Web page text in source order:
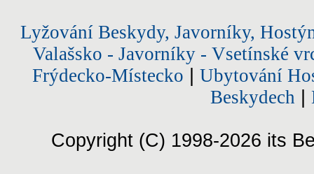
Lyžování Beskydy, Javorníky,
Valašsko - Javorníky - Vsetínské
Frýdecko-Místecko
Ubytování
Beskydech
Copyright (C) 1998-2026 its